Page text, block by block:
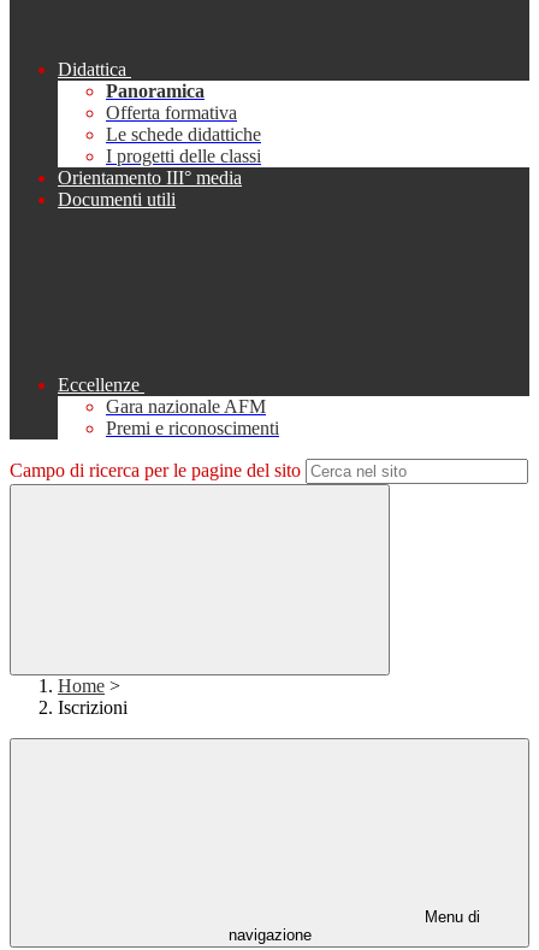
Didattica
Panoramica
Offerta formativa
Le schede didattiche
I progetti delle classi
Orientamento III° media
Documenti utili
Eccellenze
Gara nazionale AFM
Premi e riconoscimenti
Campo di ricerca per le pagine del sito
Home >
Iscrizioni
Menu di
navigazione